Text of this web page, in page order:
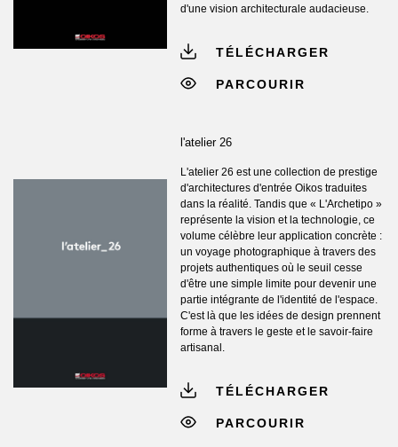
d'une vision architecturale audacieuse.
TÉLÉCHARGER
PARCOURIR
l'atelier 26
L'atelier 26 est une collection de prestige
d'architectures d'entrée Oikos traduites
dans la réalité. Tandis que « L'Archetipo »
représente la vision et la technologie, ce
volume célèbre leur application concrète :
un voyage photographique à travers des
projets authentiques où le seuil cesse
d'être une simple limite pour devenir une
partie intégrante de l'identité de l'espace.
C'est là que les idées de design prennent
forme à travers le geste et le savoir-faire
artisanal.
TÉLÉCHARGER
PARCOURIR